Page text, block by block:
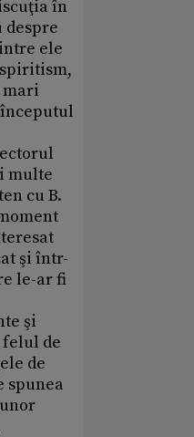
în
despre
ele
mari
multe
cu B.
şi într-
le-ar fi
şi
felul de
de
spunea